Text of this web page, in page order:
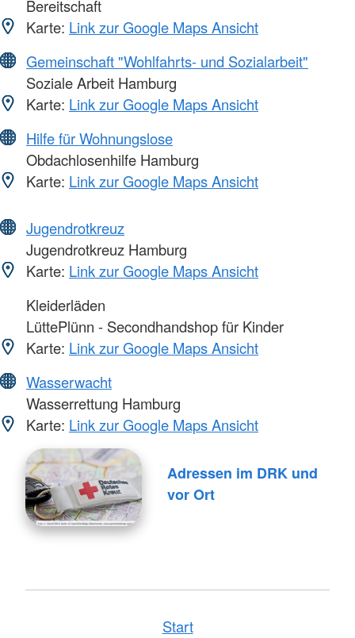
Bereitschaft
Karte: Link zur Google Maps Ansicht
Gemeinschaft "Wohlfahrts- und Sozialarbeit"
Soziale Arbeit Hamburg
Karte: Link zur Google Maps Ansicht
Hilfe für Wohnungslose
Obdachlosenhilfe Hamburg
Karte: Link zur Google Maps Ansicht
Jugendrotkreuz
Jugendrotkreuz Hamburg
Karte: Link zur Google Maps Ansicht
Kleiderläden
LüttePlünn - Secondhandshop für Kinder
Karte: Link zur Google Maps Ansicht
Wasserwacht
Wasserrettung Hamburg
Karte: Link zur Google Maps Ansicht
Adressen im DRK und
vor Ort
Start